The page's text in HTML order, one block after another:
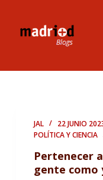
a
JAL 22 JUNIO
POLÍTICA Y CIENCIA
Pertenecer
gente como